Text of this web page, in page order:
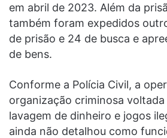
em abril de 2023. Além da
também foram expedidos
de prisão e 24 de busca e
de bens.
Conforme a Polícia Civil, a
organização criminosa
lavagem de dinheiro e jogos
ainda não detalhou como